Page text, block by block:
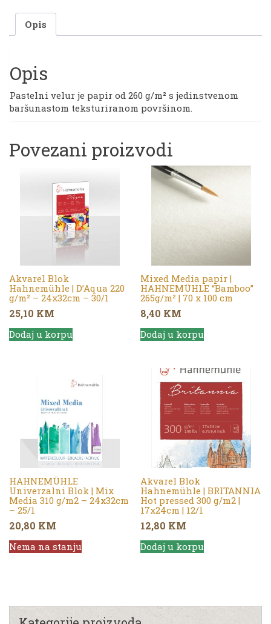
50
70
260
1/1
Opis
Opis
Pastelni velur je papir od 260 g/m² s jedinstvenom
baršunastom teksturiranom površinom.
Povezani proizvodi
Akvarel Blok
Hahnemühle | D’Aqua 220
g/m² – 24x32cm – 30/1
25,10 KM
Dodaj u korpu
Mixed Media papir |
HAHNEMÜHLE “Bamboo”
265g/m² | 70 x 100 cm
8,40 KM
Dodaj u korpu
HAHNEMÜHLE
Univerzalni Blok | Mix
Media 310 g/m2 – 24x32cm
– 25/1
20,80 KM
Nema na stanju
Akvarel Blok
Hahnemühle | BRITANNIA
Hot pressed 300 g/m2 |
17x24cm | 12/1
12,80 KM
Dodaj u korpu